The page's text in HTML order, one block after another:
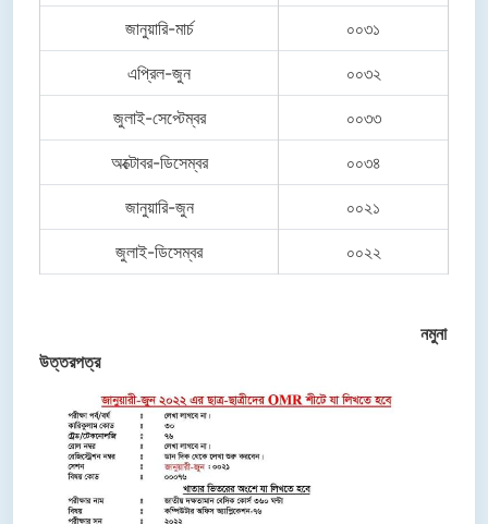
জানুয়ারি-মার্চ ০০৩১
এপ্রিল-জুন ০০৩২
জুলাই-সেপ্টেম্বর ০০৩৩
অক্টোবর-ডিসেম্বর ০০৩৪
জানুয়ারি-জুন ০০২১
জুলাই-ডিসেম্বর ০০২২
নমুনা
উত্তরপত্র